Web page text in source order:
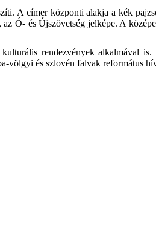
A címer központi alakja a kék
Ó- és Újszövetség jelképe. A
rendezvények alkalmával
völgyi és szlovén falvak református